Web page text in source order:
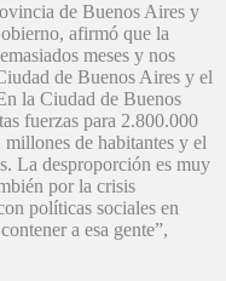
de Buenos Aires y
afirmó que la
meses y nos
de Buenos Aires y el
la Ciudad de Buenos
fuerzas para 2.800.000
de habitantes y el
La desproporción es muy
por la crisis
políticas sociales en
a esa gente”,